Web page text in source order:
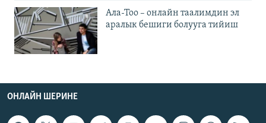
Ала-Тоо – онлайн таалимдин эл
аралык бешиги болууга тийиш
ОНЛАЙН ШЕРИНЕ